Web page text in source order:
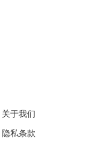
关于我们
隐私条款